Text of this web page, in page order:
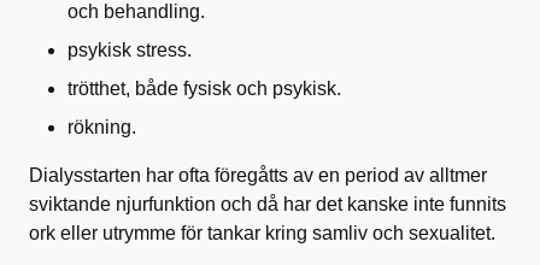
och behandling.
psykisk stress.
trötthet, både fysisk och psykisk.
rökning.
Dialysstarten har ofta föregåtts av en period av alltmer
sviktande njurfunktion och då har det kanske inte funnits
ork eller utrymme för tankar kring samliv och sexualitet.